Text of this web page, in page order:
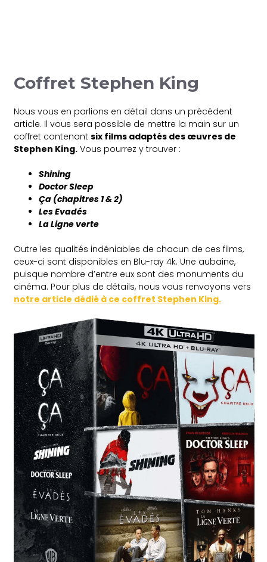
Coffret Stephen King
Nous vous en parlions en détail dans un précédent
article. Il vous sera possible de mettre la main sur un
coffret contenantsix films adaptés des œuvres de
Stephen King. Vous pourrez y trouver :
Shining
Doctor Sleep
Ça (chapitres 1 & 2)
Les Evadés
La Ligne verte
Outre les qualités indéniables de chacun de ces films,
ceux-ci sont disponibles en Blu-ray 4k. Une aubaine,
puisque nombre d’entre eux sont des monuments du
cinéma. Pour plus de détails, nous vous renvoyons vers
notre article dédié à ce coffret Stephen King.